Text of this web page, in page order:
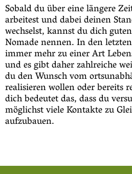
Sobald du über eine längere
arbeitest und dabei deinen
wechselst, kannst du dich
Nomade nennen. In den
immer mehr zu einer Art
und es gibt daher zahlreiche
du den Wunsch vom
realisieren wollen oder bereits
dich bedeutet das, dass du
möglichst viele Kontakte zu
aufzubauen.